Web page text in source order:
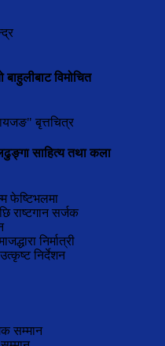
विमोचित
बृत्तचित्र
साहित्य तथा कला
निर्मात्री
निर्देशन